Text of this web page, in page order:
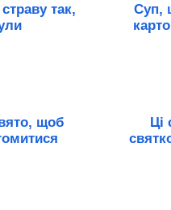
так,
Суп,
щоб
Ці